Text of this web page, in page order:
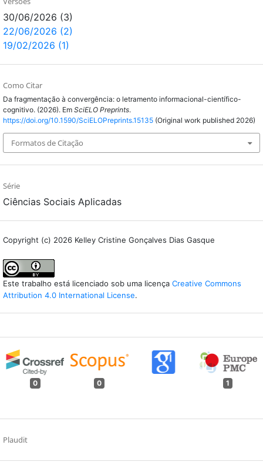
30/06/2026 (3)
22/06/2026 (2)
19/02/2026 (1)
Como Citar
Da fragmentação à convergência: o letramento informacional-científico-
cognitivo. (2026). Em SciELO Preprints.
https://doi.org/10.1590/SciELOPreprints.15135 (Original work published 2026)
Formatos de Citação
Série
Ciências Sociais Aplicadas
Copyright (c) 2026 Kelley Cristine Gonçalves Dias Gasque
Este trabalho está licenciado sob uma licença Creative Commons
Attribution 4.0 International License.
0 0 1
Plaudit